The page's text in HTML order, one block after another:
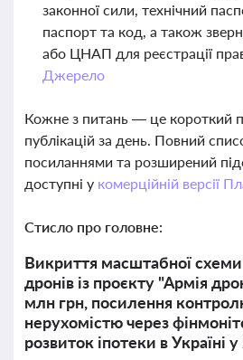
законної сили, технічний
паспорт та код, а також
або ЦНАП для реєстрації
Джерело
Кожне з питань — це короткий
публікацій за день. Повний
посиланнями та розширений
доступні у комерційній версії
Стисло про головне:
Викриття масштабної
дронів із проєкту "Армія
млн грн, посилення
нерухомістю через
розвиток іпотеки в Україні